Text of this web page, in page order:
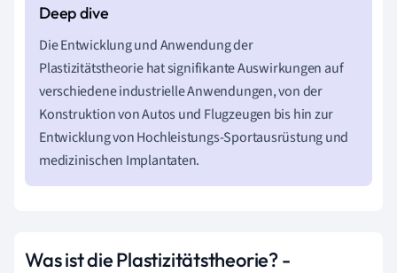
Die Entwicklung und Anwendung der
Plastizitätstheorie hat signifikante Auswirkungen auf
verschiedene industrielle Anwendungen, von der
Konstruktion von Autos und Flugzeugen bis hin zur
Entwicklung von Hochleistungs-Sportausrüstung und
medizinischen Implantaten.
Was ist die Plastizitätstheorie? -